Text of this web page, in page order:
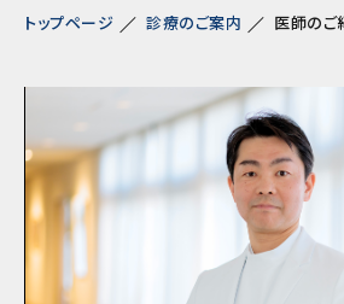
トップページ 診療のご案内 医師のご